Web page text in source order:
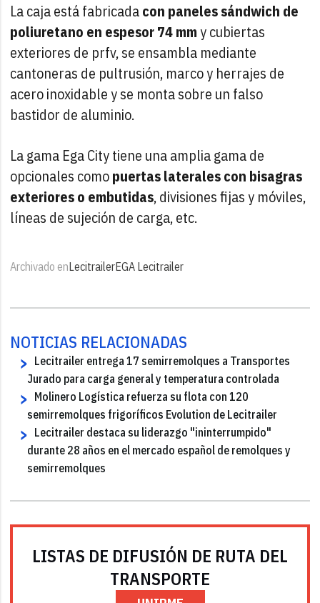
La caja está fabricadacon paneles sándwich de
poliuretano en espesor 74 mmy cubiertas
exteriores de prfv, se ensambla mediante
cantoneras de pultrusión, marco y herrajes de
acero inoxidable y se monta sobre un falso
bastidor de aluminio.
La gama Ega City tiene una amplia gama de
opcionales comopuertas laterales con bisagras
exteriores o embutidas, divisiones fijas y móviles,
líneas de sujeción de carga, etc.
Archivado enLecitrailerEGA Lecitrailer
NOTICIAS RELACIONADAS
Lecitrailer entrega 17 semirremolques a Transportes
Jurado para carga general y temperatura controlada
Molinero Logística refuerza su flota con 120
semirremolques frigoríficos Evolution de Lecitrailer
Lecitrailer destaca su liderazgo "ininterrumpido"
durante 28 años en el mercado español de remolques y
semirremolques
LISTAS DE DIFUSIÓN DE RUTA DEL
TRANSPORTE